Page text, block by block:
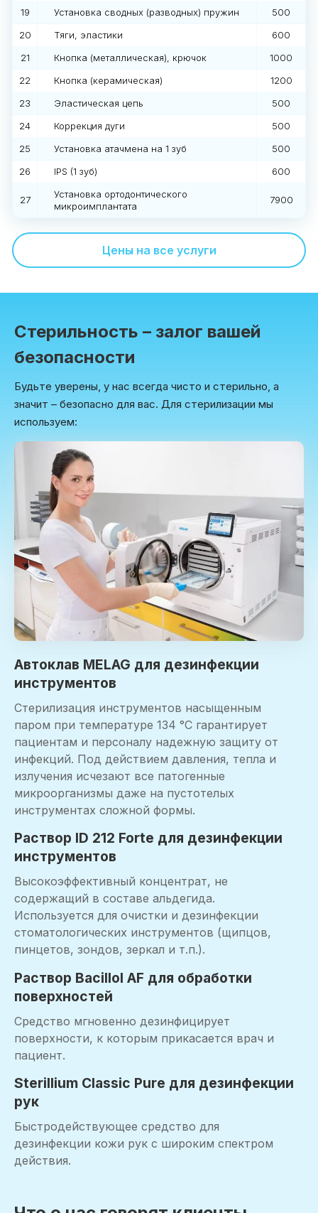
19 Установка сводных (разводных) пружин
500
20
Тяги, эластики
600
21
Кнопка (металлическая), крючок
1000
22
Кнопка (керамическая)
1200
23
Эластическая цепь
500
24
Коррекция дуги
500
25
Установка атачмена на 1 зуб
500
26
IPS (1 зуб) 600
27
Установка ортодонтического
микроимплантата
7900
Цены на все услуги
Стерильность – залог вашей
безопасности
Будьте уверены, у нас всегда чисто и стерильно, а
значит – безопасно для вас. Для стерилизации мы
используем:
Автоклав MELAG для дезинфекции
инструментов
Стерилизация инструментов насыщенным
паром при температуре 134 °C гарантирует
пациентам и персоналу надежную защиту от
инфекций. Под действием давления, тепла и
излучения исчезают все патогенные
микроорганизмы даже на пустотелых
инструментах сложной формы.
Раствор ID 212 Forte для дезинфекции
инструментов
Высокоэффективный концентрат, не
содержащий в составе альдегида.
Используется для очистки и дезинфекции
стоматологических инструментов (щипцов,
пинцетов, зондов, зеркал и т.п.).
Раствор Bacillol AF для обработки
поверхностей
Средство мгновенно дезинфицирует
поверхности, к которым прикасается врач и
пациент.
Sterillium Classic Pure для дезинфекции
рук
Быстродействующее средство для
дезинфекции кожи рук с широким спектром
действия.